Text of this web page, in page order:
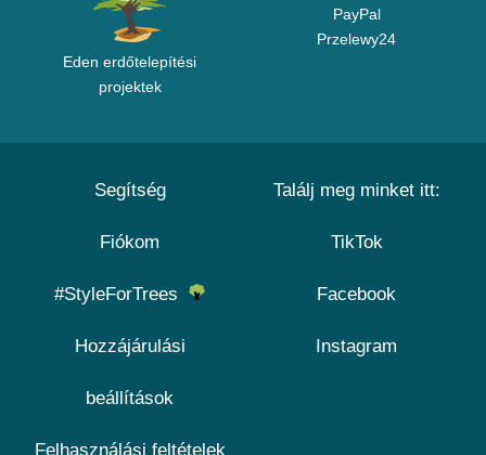
Eden erdőtelepítési
projektek
PayPal
Przelewy24
Segítség
Fiókom
#StyleForTrees
Hozzájárulási
beállítások
Felhasználási feltételek
Találj meg minket itt:
TikTok
Facebook
Instagram